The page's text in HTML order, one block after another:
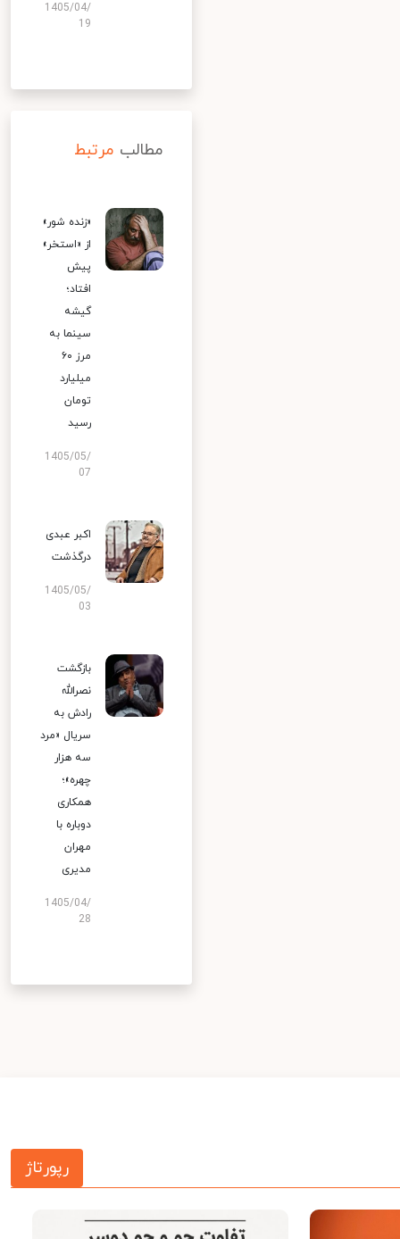
1405/04/
19
مطالب مرتبط
«زنده شور»
از «استخر»
پیش
افتاد؛
گیشه
سینما به
مرز ۶۰
میلیارد
تومان
رسید
1405/05/
07
اکبر عبدی
درگذشت
1405/05/
03
بازگشت
نصرالله
رادش به
سریال «مرد
سه هزار
چهره»؛
همکاری
دوباره با
مهران
مدیری
1405/04/
28
رپورتاژ